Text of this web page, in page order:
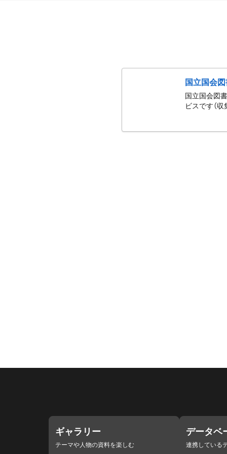
国立国会
国立国会図
ビスです（
ギャラリー
テーマや人物の資料を楽しむ
データベ
連携している